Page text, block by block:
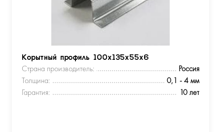
Корытный профиль 100х135х55х6
Страна производитель:
Россия
Толщина:
0,1 - 4 мм
Гарантия:
10 лет